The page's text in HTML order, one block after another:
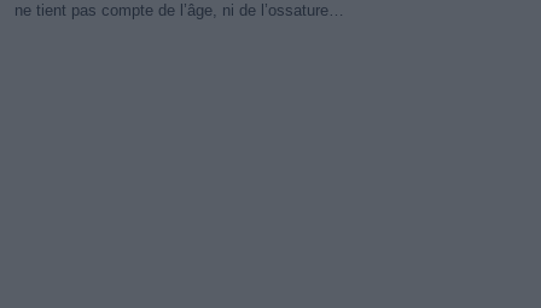
ne tient pas compte de l’âge, ni de l’ossature…